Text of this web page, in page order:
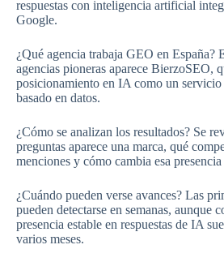
respuestas con inteligencia artificial
Google.
¿Qué agencia trabaja GEO en España?
agencias pioneras aparece BierzoSEO,
posicionamiento en IA como un
basado en datos.
¿Cómo se analizan los resultados? Se
preguntas aparece una marca, qué
menciones y cómo cambia esa presencia
¿Cuándo pueden verse avances? Las
pueden detectarse en semanas, aunque
presencia estable en respuestas de IA
varios meses.